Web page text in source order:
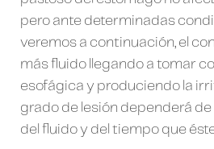
pero ante determinadas
veremos a continuación, el
más fluido llegando a tomar
esofágica y produciendo la
grado de lesión dependerá
del fluido y del tiempo que